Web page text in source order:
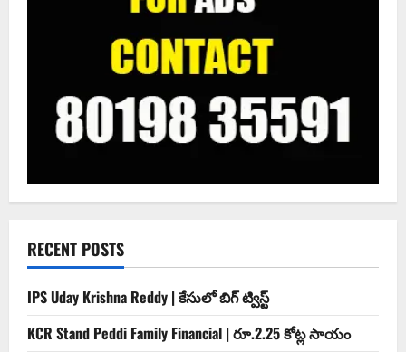
RECENT POSTS
IPS Uday Krishna Reddy | కేసులో బిగ్ ట్విస్ట్
KCR Stand Peddi Family Financial | రూ.2.25 కోట్ల సాయం